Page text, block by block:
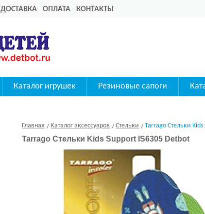
ДОСТАВКА ОПЛАТА КОНТАКТЫ
Каталог игрушек Резиновые сапоги
Главная Каталог аксессуаров Стельки Tarrago Стельки
Tarrago Стельки Kids Support IS6305 Detbot